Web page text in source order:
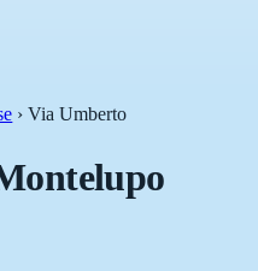
›Via Umberto